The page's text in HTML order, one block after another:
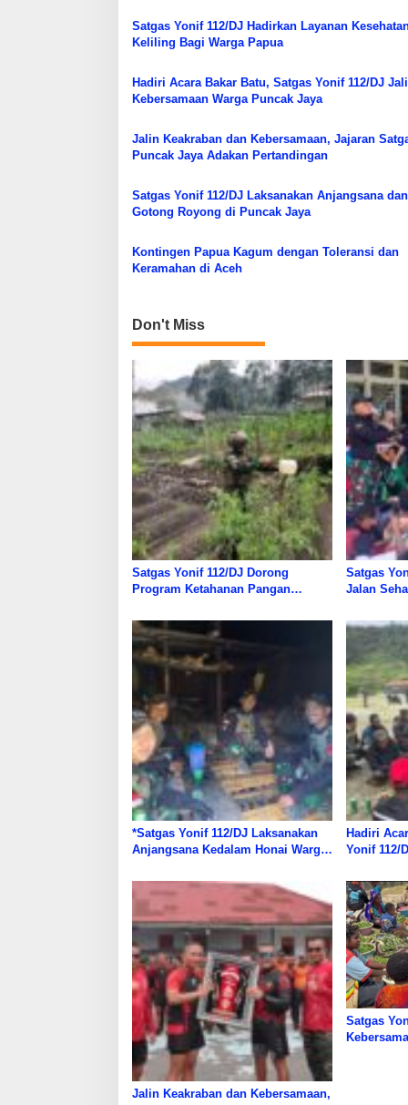
i
p
s
Satgas Yonif 112/DJ Hadirkan Layanan
Keliling Bagi Warga Papua
Hadiri Acara Bakar Batu, Satgas Yonif 112/DJ
Kebersamaan Warga Puncak Jaya
Jalin Keakraban dan Kebersamaan, Jajaran
Puncak Jaya Adakan Pertandingan ‎
Satgas Yonif 112/DJ Laksanakan Anjangsana dan
Gotong Royong di Puncak Jaya
Kontingen Papua Kagum dengan Toleransi dan
Keramahan di Aceh
Don't Miss
Satgas Yonif 112/DJ Dorong
Program Ketahanan Pangan
Satgas
Jalan
*Satgas Yonif 112/DJ Laksanakan
Anjangsana Kedalam Honai Warga
Hadiri
Yonif 112/
Jalin Keakraban dan Kebersamaan,
Satgas